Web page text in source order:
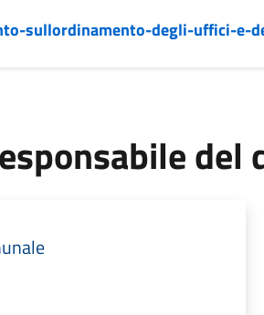
sullordinamento-degli-uffici-e-
del